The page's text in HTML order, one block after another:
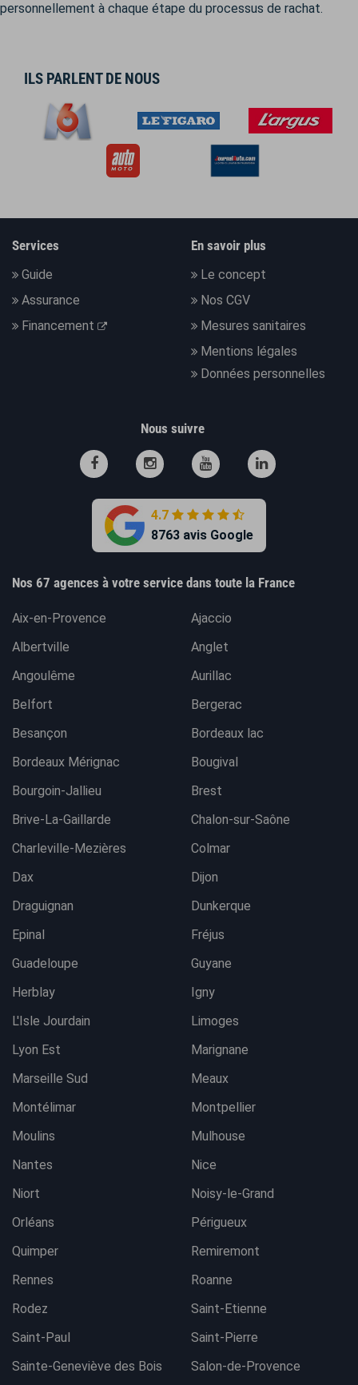
personnellement à chaque étape du processus de rachat.
ILS PARLENT DE NOUS
Services
Guide
Assurance
Financement
En savoir plus
Le concept
Nos CGV
Mesures sanitaires
Mentions légales
Données personnelles
Nous suivre
4.7
8763 avis Google
Nos 67 agences à votre service dans toute la France
Aix-en-Provence
Ajaccio
Albertville
Anglet
Angoulême
Aurillac
Belfort
Bergerac
Besançon
Bordeaux lac
Bordeaux Mérignac
Bougival
Bourgoin-Jallieu
Brest
Brive-La-Gaillarde
Chalon-sur-Saône
Charleville-Mezières
Colmar
Dax
Dijon
Draguignan
Dunkerque
Epinal
Fréjus
Guadeloupe
Guyane
Herblay
Igny
L'Isle Jourdain
Limoges
Lyon Est
Marignane
Marseille Sud
Meaux
Montélimar
Montpellier
Moulins
Mulhouse
Nantes
Nice
Niort
Noisy-le-Grand
Orléans
Périgueux
Quimper
Remiremont
Rennes
Roanne
Rodez
Saint-Etienne
Saint-Paul
Saint-Pierre
Sainte-Geneviève des Bois
Salon-de-Provence